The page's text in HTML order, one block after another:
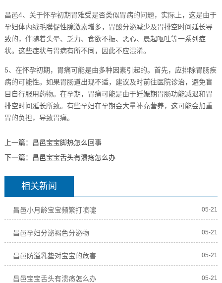
昌邑4、关于怀孕初期胃难受是否类似胃病的问题，实际上，这是由于
孕妇体内绒毛膜促性腺激素增多，胃酸分泌减少及胃排空时间延长导
致的，伴随着头晕、乏力、食欲不振、恶心、晨起呕吐等一系列症
状。这些症状与胃病有所不同，因此不应混淆。
5、在怀孕初期，胃痛可能是由多种因素引起的。首先，应排除胃肠疾
病的可能性。如果胃肠道出现不适，建议及时前往医院诊治，避免盲
目自行服用药物。在孕期，胃痛可能是由于妊娠期胃肠功能减退和胃
排空时间延长所致。有些孕妇在孕期会大量补充营养，这可能会加重
胃的负担，导致胃痛。
上一篇： 昌邑宝宝脚热怎么回事
下一篇： 昌邑宝宝舌头有溃疡怎么办
相关新闻
昌邑小月龄宝宝频繁打喷嚏 05-21
昌邑孕妇分泌褐色分泌物 05-21
昌邑防溢乳垫对宝宝的危害 05-21
昌邑宝宝舌头有溃疡怎么办 05-21